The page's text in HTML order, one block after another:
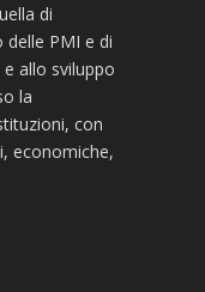
di
PMI e di
allo sviluppo
la
con
economiche,